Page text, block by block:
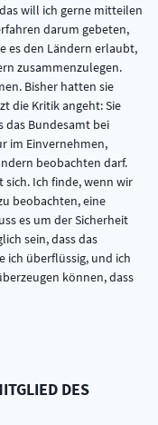
will ich gerne mitteilen
darum gebeten,
es den Ländern erlaubt,
zusammenzulegen.
Bisher hatten sie
die Kritik angeht: Sie
das Bundesamt bei
im Einvernehmen,
beobachten darf.
Ich finde, wenn wir
beobachten, eine
es um der Sicherheit
sein, dass das
ich überflüssig, und ich
können, dass
DES